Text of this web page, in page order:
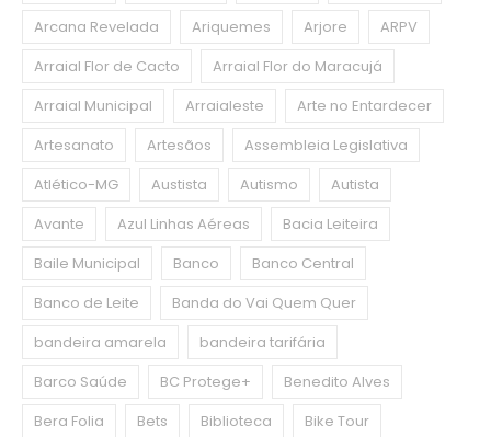
Arcana Revelada
Ariquemes Arjore
ARPV
Arraial Flor de Cacto
Arraial Flor do Maracujá
Arraial Municipal
Arraialeste
Arte no Entardecer
Artesanato
Artesãos
Assembleia Legislativa
Atlético-MG
Austista Autismo
Autista
Avante
Azul Linhas Aéreas
Bacia Leiteira
Baile Municipal
Banco
Banco Central
Banco de Leite
Banda do Vai Quem Quer
bandeira amarela
bandeira tarifária
Barco Saúde
BC Protege+
Benedito Alves
Bera Folia
Bets Biblioteca Bike Tour